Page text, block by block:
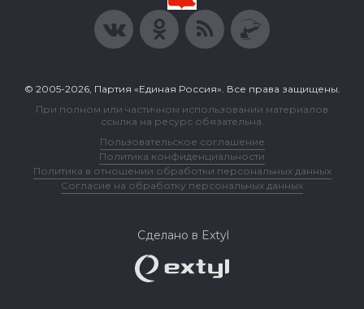
© 2005-2026, Партия «Единая Россия». Все права защищены.
При полном или частичном использовании материалов
ссылка на ресурс обязательна.
Пользовательское соглашение
Политика конфиденциальности
Политика в отношении обработки персональных данных
Согласие на обработку персональных данных
Сделано в Extyl